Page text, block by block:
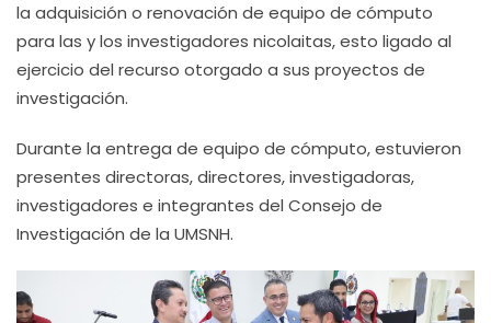
la adquisición o renovación de equipo de cómputo
para las y los investigadores nicolaitas, esto ligado al
ejercicio del recurso otorgado a sus proyectos de
investigación.
Durante la entrega de equipo de cómputo, estuvieron
presentes directoras, directores, investigadoras,
investigadores e integrantes del Consejo de
Investigación de la UMSNH.